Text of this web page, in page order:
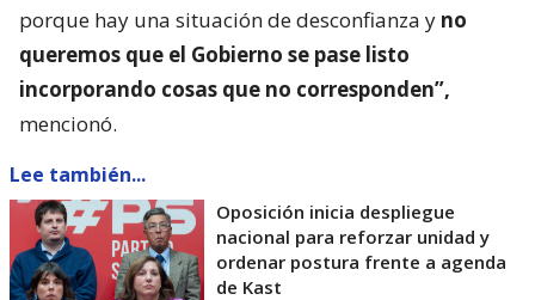
porque hay una situación de desconfianza y no
queremos que el Gobierno se pase listo
incorporando cosas que no corresponden”,
mencionó.
Lee también...
Oposición inicia despliegue
nacional para reforzar unidad y
ordenar postura frente a agenda
de Kast